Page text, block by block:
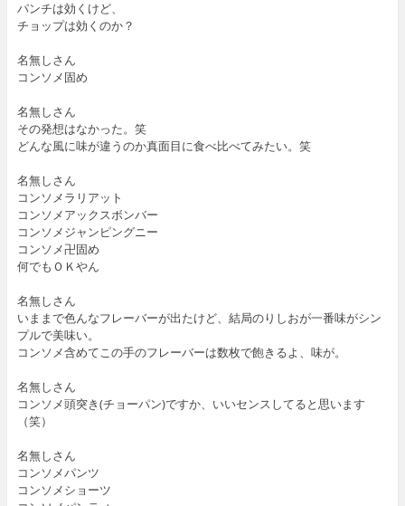
パンチは効くけど、
チョップは効くのか？
名無しさん
コンソメ固め
名無しさん
その発想はなかった。笑
どんな風に味が違うのか真面目に食べ比べてみたい。笑
名無しさん
コンソメラリアット
コンソメアックスボンバー
コンソメジャンピングニー
コンソメ卍固め
何でもＯＫやん
名無しさん
いままで色んなフレーバーが出たけど、結局のりしおが一番味がシン
プルで美味い。
コンソメ含めてこの手のフレーバーは数枚で飽きるよ、味が。
名無しさん
コンソメ頭突き(チョーパン)ですか、いいセンスしてると思います
（笑）
名無しさん
コンソメパンツ
コンソメショーツ